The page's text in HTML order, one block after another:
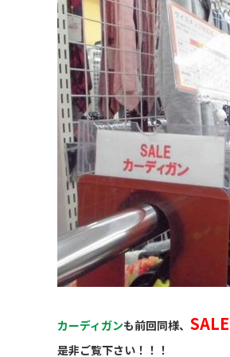
カーディガンも前回同様、 SALE
是非ご覧下さい！！！